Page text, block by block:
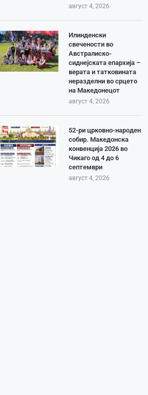
август 4, 2026
Илинденски
свечености во
Австралиско-
сиднејската епархија –
верата и татковината
неразделни во срцето
на Македонецот
август 4, 2026
52-ри црковно-народен
собир. Македонска
конвенција 2026 во
Чикаго од 4 до 6
септември
август 4, 2026